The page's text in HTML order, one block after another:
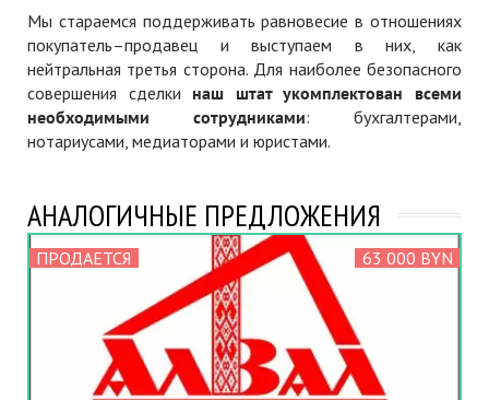
Мы стараемся поддерживать равновесие в отношениях
покупатель–продавец и выступаем в них, как
нейтральная третья сторона. Для наиболее безопасного
совершения сделки наш штат укомплектован всеми
необходимыми сотрудниками: бухгалтерами,
нотариусами, медиаторами и юристами.
АНАЛОГИЧНЫЕ ПРЕДЛОЖЕНИЯ
ПРОДАЕТСЯ 63 000 BYN